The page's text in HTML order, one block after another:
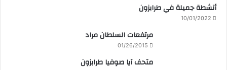
أنشطة جميلة في طرابزون
10/01/2022
مرتفعات السلطان مراد
01/26/2015
متحف آيا صوفيا طرابزون